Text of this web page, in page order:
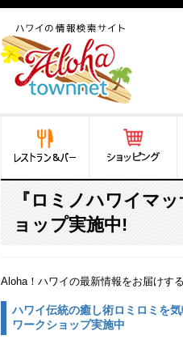
法律から運転免許証まで情
報が満載！
『ロミノハワイマ
ョップ実施中!
Aloha！ハワイの最新情報をお届けす
ハワイ伝統の癒し術ロミロミを
ワークショップ実施中